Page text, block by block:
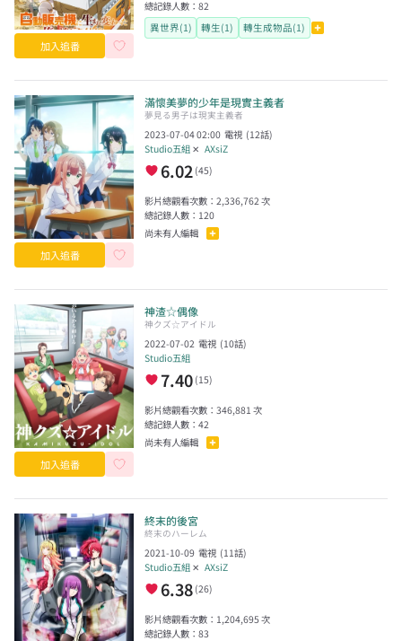
加入追番
總記錄人數：82
異世界(1)
轉生(1) 轉生成物品(1)
加入追番
滿懷美夢的少年是現實主義者
夢見る男子は現実主義者
2023-07-04 02:00 電視 (12話)
Studio五組 ✕ AXsiZ
6.02 (45)
影片總觀看次數：2,336,762次
總記錄人數： 120
尚未有人編輯
加入追番
神渣☆偶像
神クズ☆アイドル
2022-07-02 電視 (10話)
Studio五組
7.40 (15)
影片總觀看次數：346,881 次
總記錄人數：42
尚未有人編輯
終末的後宮
終末のハーレム
2021-10-09 電視 (11話)
Studio五組 ✕ AXsiZ
6.38 (26)
影片總觀看次數： 1,204,695次
總記錄人數：83